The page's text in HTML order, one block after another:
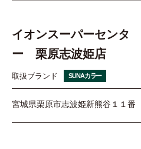
イオンスーパーセンタ
ー 栗原志波姫店
取扱ブランド SUNAカラー
宮城県栗原市志波姫新熊谷１１番